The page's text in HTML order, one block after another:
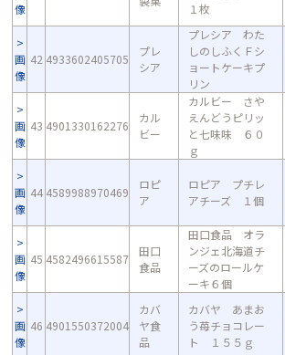
像
１枚
画
像
42 4933602405705
プレ
シア
プレシア わた
しのしふくＦシ
ョートケーキプ
リン
画
像
43 4901330162276
カル
ビー
カルビー さや
えんどうピリッ
と七味味 ６０
ｇ
画
像
44 4589988970469
ロピ
ア
ロピア プチレ
アチーズ １個
画
像
45 4582496615587
田口
食品
田口食品 オラ
ンジェ北海道チ
ーズのロールケ
ーキ６個
画
像
46 4901550372004
カバ
ヤ食
品
カバヤ あまお
う苺チョコレー
ト １５５ｇ